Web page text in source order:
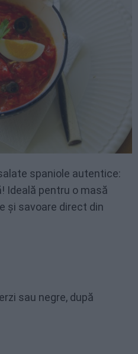
spaniole autentice:
Ideală pentru o masă
și savoare direct din
sau negre, după